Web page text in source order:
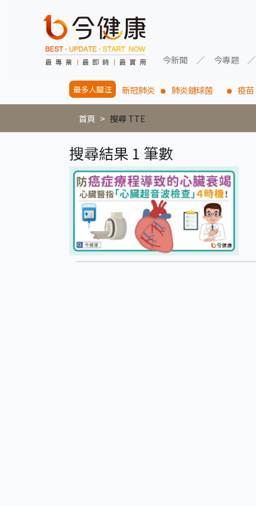
今新聞 今專題
最多人關注 新冠肺炎 肺炎鏈球菌 疫苗
首頁 搜尋 TTE
搜尋結果 1 筆數